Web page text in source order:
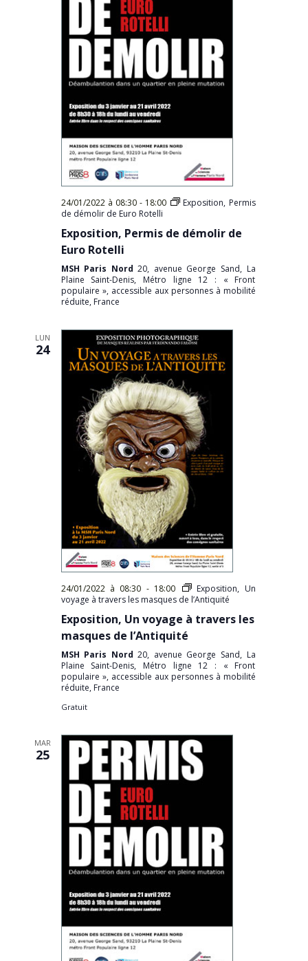
24/01/2022 à 08:30- 18:00
Exposition, Permis
de démolir de Euro Rotelli
Exposition, Permis de démolir de
Euro Rotelli
MSH Paris Nord20, avenue George Sand, La
Plaine Saint-Denis, Métro ligne 12 : « Front
populaire », accessible aux personnes à mobilité
réduite, France
LUN
24
24/01/2022 à 08:30 - 18:00
Exposition, Un
voyage à travers les masques de l’Antiquité
Exposition, Un voyage à travers les
masques de l’Antiquité
MSH Paris Nord20, avenue George Sand, La
Plaine Saint-Denis, Métro ligne 12 : « Front
populaire », accessible aux personnes à mobilité
réduite, France
Gratuit
MAR
25